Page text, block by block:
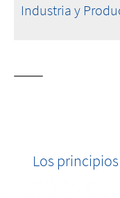
Industria y
Los